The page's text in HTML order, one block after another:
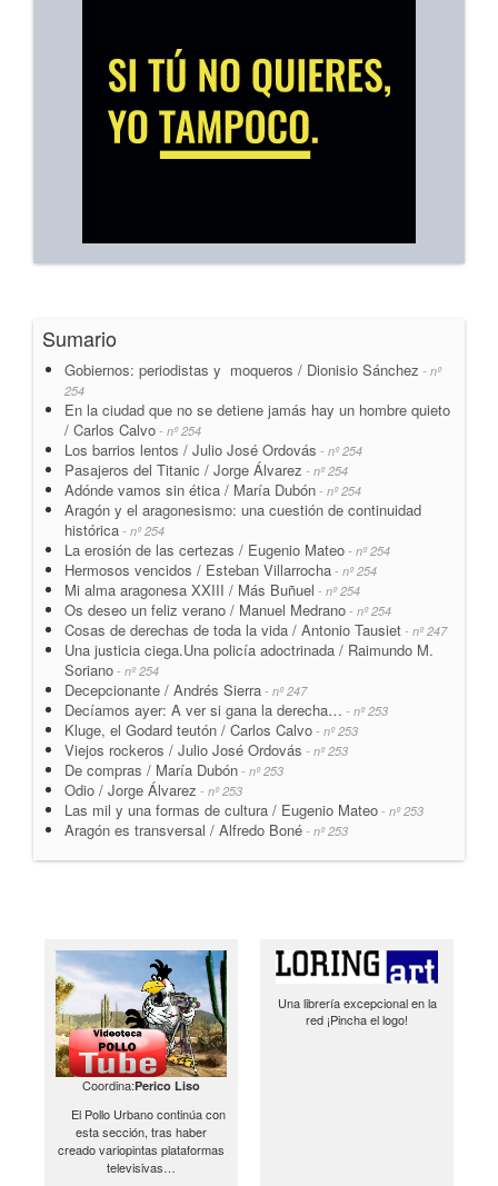
Sumario
Gobiernos: periodistas y moqueros / Dionisio Sánchez - nº
254
En la ciudad que no se detiene jamás hay un hombre quieto
/ Carlos Calvo - nº 254
Los barrios lentos / Julio José Ordovás - nº 254
Pasajeros del Titanic / Jorge Álvarez - nº 254
Adónde vamos sin ética / María Dubón - nº 254
Aragón y el aragonesismo: una cuestión de continuidad
histórica - nº 254
La erosión de las certezas / Eugenio Mateo - nº 254
Hermosos vencidos / Esteban Villarrocha - nº 254
Mi alma aragonesa XXIII / Más Buñuel - nº 254
Os deseo un feliz verano / Manuel Medrano - nº 254
Cosas de derechas de toda la vida / Antonio Tausiet - nº 247
Una justicia ciega.Una policía adoctrinada / Raimundo M.
Soriano - nº 254
Decepcionante / Andrés Sierra - nº 247
Decíamos ayer: A ver si gana la derecha… - nº 253
Kluge, el Godard teutón / Carlos Calvo - nº 253
Viejos rockeros / Julio José Ordovás - nº 253
De compras / María Dubón - nº 253
Odio / Jorge Álvarez - nº 253
Las mil y una formas de cultura / Eugenio Mateo - nº 253
Aragón es transversal / Alfredo Boné - nº 253
Coordina:Perico Liso
El Pollo Urbano continúa con
esta sección, tras haber
creado variopintas plataformas
televisivas…
Una librería excepcional en la
red ¡Pincha el logo!